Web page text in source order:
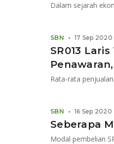
Dalam sejarah
SR013
SBN • 17 Sep 2020
Seberapa
Modal pembelian
SBN • 16 Sep 2020